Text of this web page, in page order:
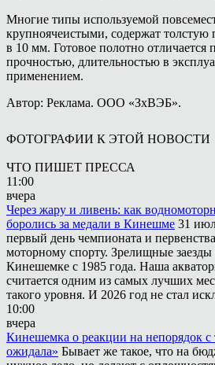
Многие типы используемой
крупноячеистыми, содержат толстую
в 10 мм. Готовое полотно
прочностью, длительностью в
применением.
Автор: Реклама. ООО «ЗхВЭБ».
ФОТОГРАФИИ К ЭТОЙ НОВОСТИ
ЧТО ПИШЕТ ПРЕССА
11:00
вчера
Через жару и ливень: как
боролись за медали в Кинешме 31
первый день чемпионата и
моторному спорту. Зрелищные заезды
Кинешемке с 1985 года. Наша
считается одним из самых лучших
такого уровня. И 2026 год не стал
10:00
вчера
Кинешемка о реакции на непорядок
ожидала» Бывает же такое, что на